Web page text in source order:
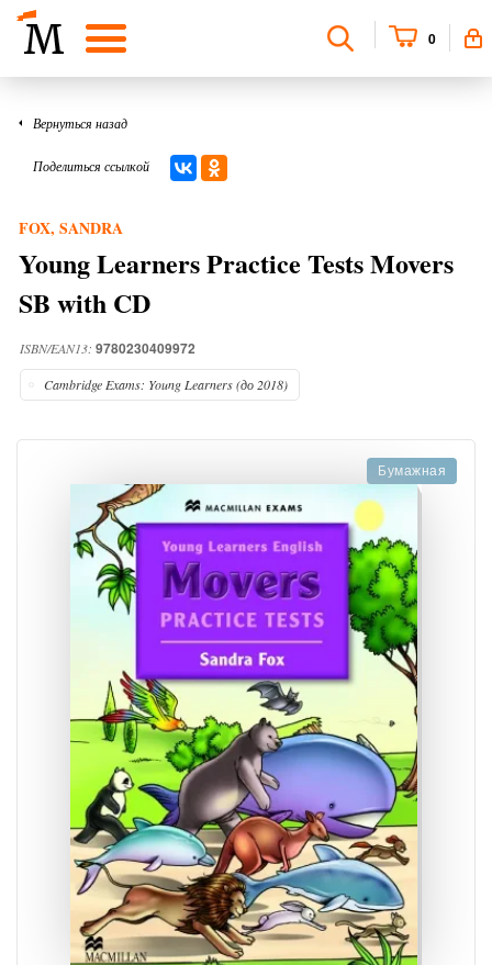
0
Вернуться назад
Поделиться ссылкой
FOX, SANDRA
Young Learners Practice Tests Movers
SB with CD
ISBN/EAN13: 9780230409972
Cambridge Exams: Young Learners (до 2018)
Бумажная